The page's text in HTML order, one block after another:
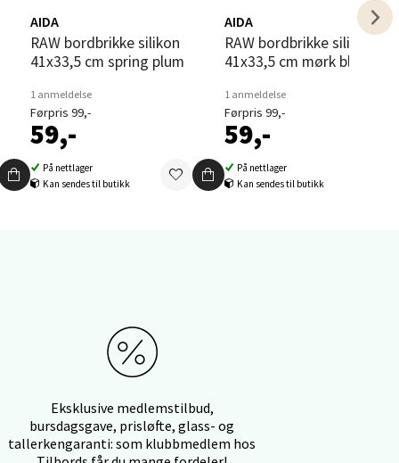
AIDA
RAW bordbrikke silikon
41x33,5 cm spring plum
1 anmeldelse
Førpris 99,-
59,-
På nettlager
Kan sendes til butikk
AIDA
RAW bordbrikke silikon
41x33,5 cm mørk blå
1 anmeldelse
Førpris 99,-
59,-
På nettlager
Kan sendes til butikk
Eksklusive medlemstilbud,
bursdagsgave, prisløfte, glass- og
tallerkengaranti: som klubbmedlem hos